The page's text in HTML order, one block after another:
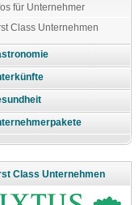
für Unternehmer
Class Unternehmen
Class Unternehmen